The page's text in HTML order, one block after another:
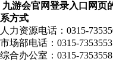
九游会官网登录入口网页
系方式
人力资源电话：0315-
市场部电话：0315-7353553
综合办公室：0315-7353558